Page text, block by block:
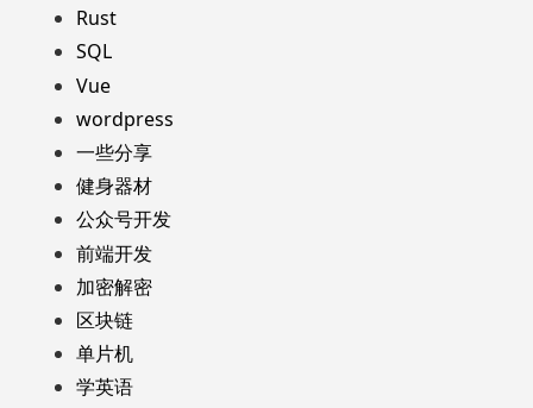
Rust
SQL
Vue
wordpress
一些分享
健身器材
公众号开发
前端开发
加密解密
区块链
单片机
学英语